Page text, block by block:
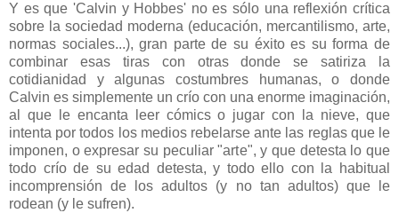
Y es que 'Calvin y Hobbes' no es sólo una reflexión crítica
sobre la sociedad moderna (educación, mercantilismo, arte,
normas sociales...), gran parte de su éxito es su forma de
combinar esas tiras con otras donde se satiriza la
cotidianidad y algunas costumbres humanas, o donde
Calvin es simplemente un crío con una enorme imaginación,
al que le encanta leer cómics o jugar con la nieve, que
intenta por todos los medios rebelarse ante las reglas que le
imponen, o expresar su peculiar "arte", y que detesta lo que
todo crío de su edad detesta, y todo ello con la habitual
incomprensión de los adultos (y no tan adultos) que le
rodean (y le sufren).